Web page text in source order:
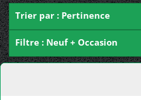
Trier par : Pertinence
Filtre : Neuf + Occasion